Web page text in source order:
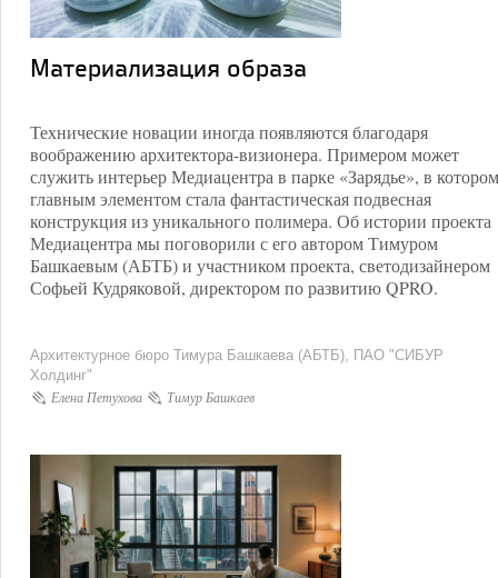
Материализация образа
Технические новации иногда появляются благодаря
воображению архитектора-визионера. Примером может
служить интерьер Медиацентра в парке «Зарядье», в котором
главным элементом стала фантастическая подвесная
конструкция из уникального полимера. Об истории проекта
Медиацентра мы поговорили с его автором Тимуром
Башкаевым (АБТБ) и участником проекта, светодизайнером
Софьей Кудряковой, директором по развитию QPRO.
Архитектурное бюро Тимура Башкаева (АБТБ), ПАО "СИБУР
Холдинг"
Елена Петухова Тимур Башкаев